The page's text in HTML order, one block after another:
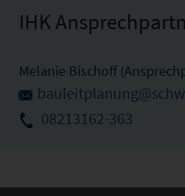
IHK
Melanie Bischoff
08213162-363